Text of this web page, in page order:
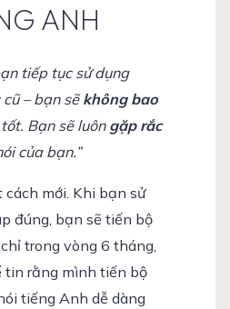
ANH
tiếp tục sử dụng
– bạn sẽkhông bao
Bạn sẽ luôn gặp rắc
của bạn.”
cách mới. Khi bạn sử
đúng, bạn sẽ tiến bộ
trong vòng 6 tháng,
tin rằng mình tiến bộ
tiếng Anh dễ dàng